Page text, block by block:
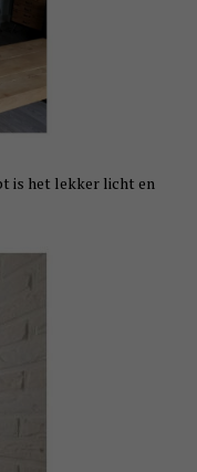
is het lekker licht en